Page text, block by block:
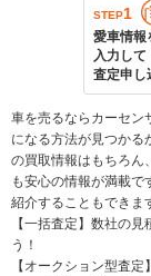
STEP1
愛車情報
入力して
査定申し
車を売るならカーセン
になる方法が見つかる
の買取情報はもちろん
も安心の情報が満載で
紹介することもできま
【一括査定】数社の
う！
【オークション型査